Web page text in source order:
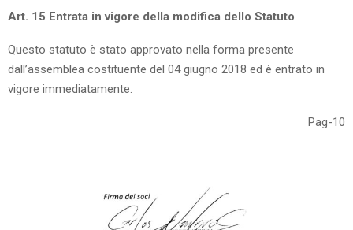
Art. 15 Entrata in vigore della modifica dello Statuto
Questo statuto è stato approvato nella forma presente
dall’assemblea costituente del 04 giugno 2018 ed è entrato in
vigore immediatamente.
Pag-10